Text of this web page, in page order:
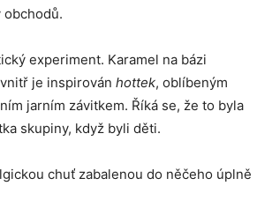
obchodů.
experiment. Karamel na bázi
je inspirován hottek, oblíbeným
jarním závitkem. Říká se, že to byla
skupiny, když byli děti.
chuť zabalenou do něčeho úplně